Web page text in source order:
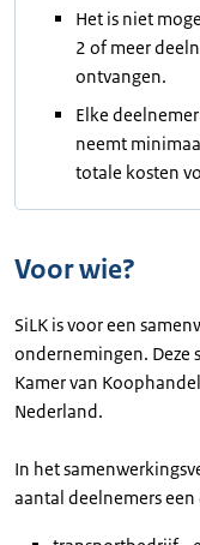
Het is niet
2 of meer
ontvangen.
Elke
neemt
totale kosten
Voor wie?
SiLK is voor een
ondernemingen. Deze
Kamer van
Nederland.
In het
aantal deelnemers